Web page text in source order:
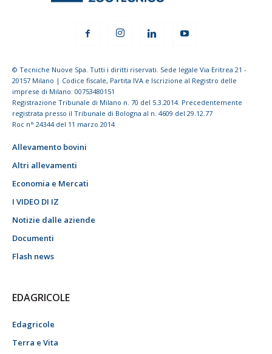
© Tecniche Nuove Spa. Tutti i diritti riservati. Sede legale Via Eritrea 21 -
20157 Milano | Codice fiscale, Partita IVA e Iscrizione al Registro delle
imprese di Milano: 00753480151
Registrazione Tribunale di Milano n. 70 del 5.3.2014. Precedentemente
registrata presso il Tribunale di Bologna al n. 4609 del 29.12.77
Roc n° 24344 del 11 marzo 2014
Allevamento bovini
Altri allevamenti
Economia e Mercati
I VIDEO DI IZ
Notizie dalle aziende
Documenti
Flash news
EDAGRICOLE
Edagricole
Terra e Vita